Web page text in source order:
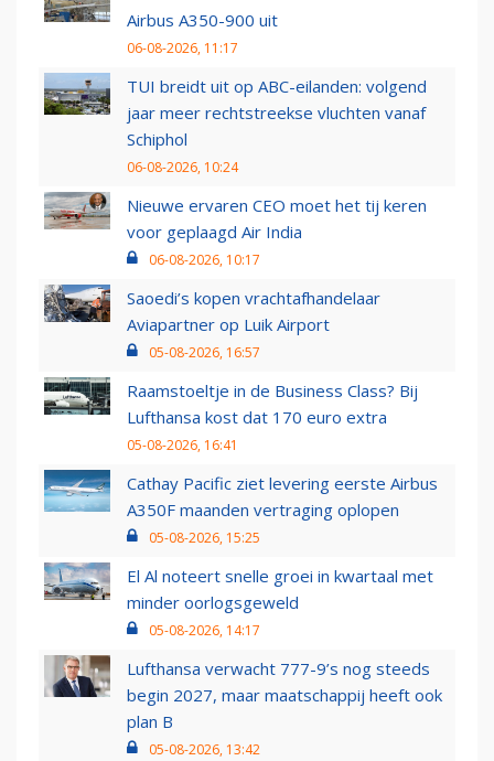
Airbus A350-900 uit
06-08-2026, 11:17
TUI breidt uit op ABC-eilanden: volgend
jaar meer rechtstreekse vluchten vanaf
Schiphol
06-08-2026, 10:24
Nieuwe ervaren CEO moet het tij keren
voor geplaagd Air India
06-08-2026, 10:17
Saoedi’s kopen vrachtafhandelaar
Aviapartner op Luik Airport
05-08-2026, 16:57
Raamstoeltje in de Business Class? Bij
Lufthansa kost dat 170 euro extra
05-08-2026, 16:41
Cathay Pacific ziet levering eerste Airbus
A350F maanden vertraging oplopen
05-08-2026, 15:25
El Al noteert snelle groei in kwartaal met
minder oorlogsgeweld
05-08-2026, 14:17
Lufthansa verwacht 777-9’s nog steeds
begin 2027, maar maatschappij heeft ook
plan B
05-08-2026, 13:42